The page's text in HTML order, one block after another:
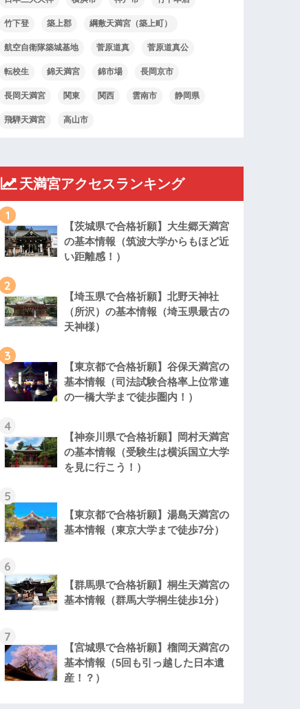
竹下登 築上郡 綱敷天満宮（築上町）
航空自衛隊築城基地 菅原道真 菅原道真公
転校生 錦天満宮 錦市場 長岡京市
長岡天満宮 関東 関西 雲南市 静岡県
飛騨天満宮 高山市
天満宮アクセスランキング
1
【茨城県で合格祈願】大生郷天満宮
の基本情報（筑波大学からもほど近
い距離感！）
2
【埼玉県で合格祈願】北野天神社
（所沢）の基本情報（埼玉県最古の
天神様）
3
【東京都で合格祈願】谷保天満宮の
基本情報（司法試験合格率上位常連
の一橋大学まで徒歩圏内！）
4
【神奈川県で合格祈願】岡村天満宮
の基本情報（受験生は横浜国立大学
を見に行こう！）
5
【東京都で合格祈願】湯島天満宮の
基本情報（東京大学まで徒歩7分）
6
【群馬県で合格祈願】桐生天満宮の
基本情報（群馬大学桐生徒歩1分）
7
【宮城県で合格祈願】榴岡天満宮の
基本情報（5回も引っ越した日本遺
産！？）